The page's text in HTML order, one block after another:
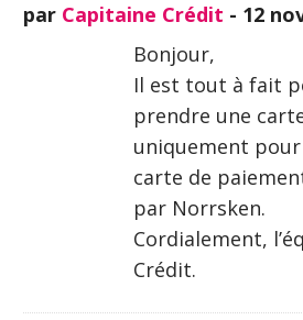
par Capitaine Crédit - 12
Bonjour,
Il est tout à fait
prendre une
uniquement
carte de
par Norrsken.
Cordialement,
Crédit.